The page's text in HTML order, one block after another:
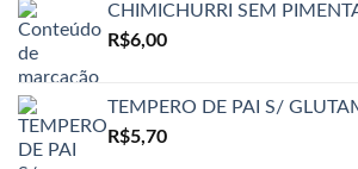
CHIMICHURRI SEM
R$6,00
TEMPERO DE PAI S/
R$5,70